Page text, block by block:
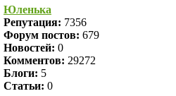
Юленька
Репутация: 7356
Форум постов: 679
Новостей: 0
Комментов: 29272
Блоги: 5
Статьи: 0